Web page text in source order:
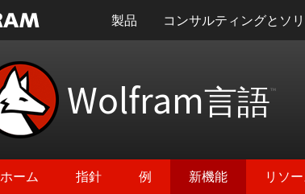
製品 コンサルティングとソ
Wolfram言語™
ホーム 指針 例 新機能 リソ